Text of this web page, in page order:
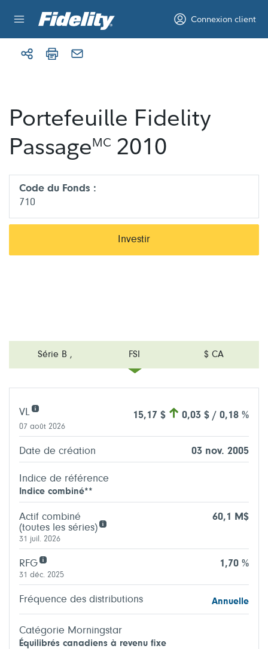
Connexion client
Portefeuille Fidelity
PassageMC 2010
Série B , FSI $ CA
Code du Fonds :
710
Investir
VL 15,17 $ 0,03 $ / 0,18 %
07 août 2026
Date de création 03 nov. 2005
Indice de référence
Indice combiné**
Actif combiné
(toutes les séries)
60,1 M$
31 juil. 2026
RFG 1,70 %
31 déc. 2025
Fréquence des distributions Annuelle
Catégorie Morningstar
Équilibrés canadiens à revenu fixe